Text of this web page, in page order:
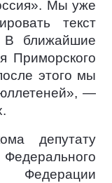
Мы уже
текст
В ближайшие
Приморского
этого мы
—
депутату
Федерации